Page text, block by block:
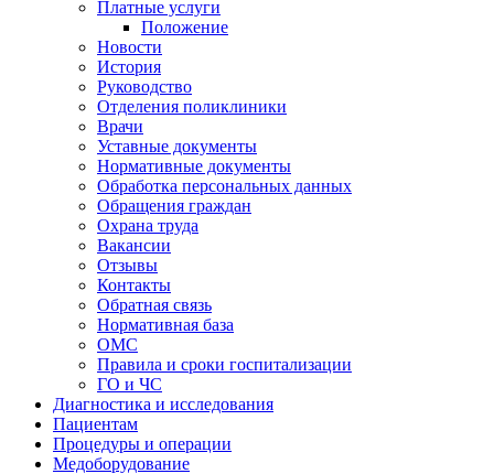
Платные услуги
Положение
Новости
История
Руководство
Отделения поликлиники
Врачи
Уставные документы
Нормативные документы
Обработка персональных данных
Обращения граждан
Охрана труда
Вакансии
Отзывы
Контакты
Обратная связь
Нормативная база
ОМС
Правила и сроки госпитализации
ГО и ЧС
Диагностика и исследования
Пациентам
Процедуры и операции
Медоборудование